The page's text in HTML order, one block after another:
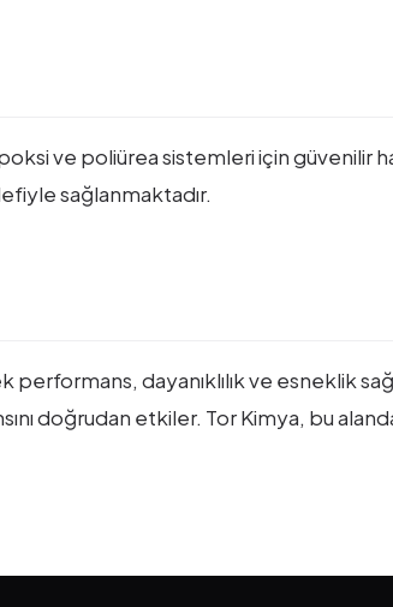
ve poliürea sistemleri için güvenilir
sağlanmaktadır.
dayanıklılık ve esneklik
doğrudan etkiler. Tor Kimya, bu